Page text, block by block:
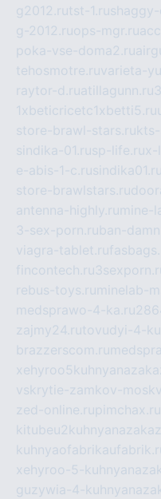
g2012.rutst-1.ru
g-2012.ruops-mgr.ru
poka-vse-doma2.ru
tehosmotre.ruvarieta-
raytor-d.ruatillagunn.ru
1xbeticricetc1xbetti5.ru
store-brawl-stars.ru
sindika-01.rusp-life.rux-
e-abis-1-c.rusindika01.ru
store-brawlstars.ru
antenna-highly.ru mine-
3-sex-porn.ruban-
viagra-tablet.ru
fincontech.ru
rebus-toys.ru minelab-
medsprawo-4-ka.ru
zajmy24.rutovudyi-4-
brazzerscom.ru
vskrytie-zamkov-
zed-online.rupimchax.ru
xehyroo-5-
guzywia-4-